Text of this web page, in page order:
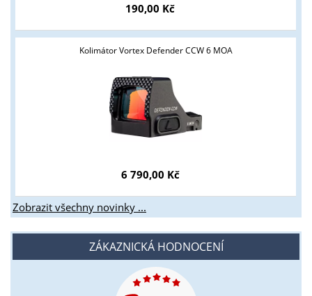
190,00 Kč
Kolimátor Vortex Defender CCW 6 MOA
6 790,00 Kč
Zobrazit všechny novinky ...
ZÁKAZNICKÁ HODNOCENÍ